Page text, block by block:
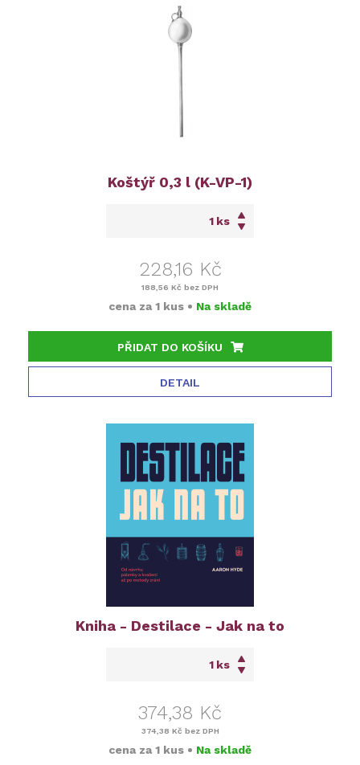
Koštýř 0,3 l (K-VP-1)
ks
228,16 Kč
188,56 Kč bez DPH
cena za 1 kus • Na skladě
PŘIDAT DO KOŠÍKU
DETAIL
Kniha - Destilace - Jak na to
ks
374,38 Kč
374,38 Kč bez DPH
cena za 1 kus • Na skladě